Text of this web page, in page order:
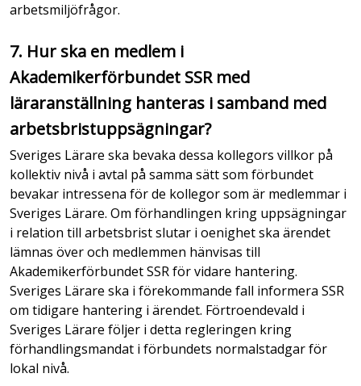
arbetsmiljöfrågor.
7. Hur ska en medlem i
Akademikerförbundet SSR med
läraranställning hanteras i samband med
arbetsbristuppsägningar?
Sveriges Lärare ska bevaka dessa kollegors villkor på
kollektiv nivå i avtal på samma sätt som förbundet
bevakar intressena för de kollegor som är medlemmar i
Sveriges Lärare. Om förhandlingen kring uppsägningar
i relation till arbetsbrist slutar i oenighet ska ärendet
lämnas över och medlemmen hänvisas till
Akademikerförbundet SSR för vidare hantering.
Sveriges Lärare ska i förekommande fall informera SSR
om tidigare hantering i ärendet. Förtroendevald i
Sveriges Lärare följer i detta regleringen kring
förhandlingsmandat i förbundets normalstadgar för
lokal nivå.